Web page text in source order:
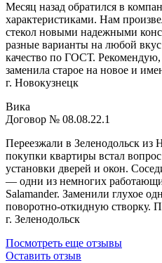
Месяц назад обратился в
характеристиками. Нам
стекол новыми надежными
разные варианты на любой
качество по ГОСТ.
заменила старое на новое и
г. Новокузнецк
Вика
Договор № 08.08.22.1
Переезжали в Зеленодольск
покупки квартиры встал
установки дверей и окон.
— одни из немногих
Salamander. Заменили глухое
поворотно-откидную створку.
г. Зеленодольск
Посмотреть еще отзывы
Оставить отзыв